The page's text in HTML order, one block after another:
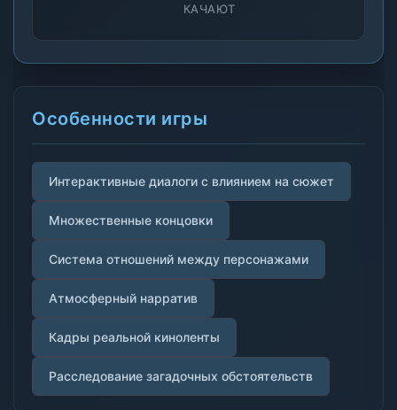
КАЧАЮТ
Особенности игры
Интерактивные диалоги с влиянием на сюжет
Множественные концовки
Система отношений между персонажами
Атмосферный нарратив
Кадры реальной киноленты
Расследование загадочных обстоятельств